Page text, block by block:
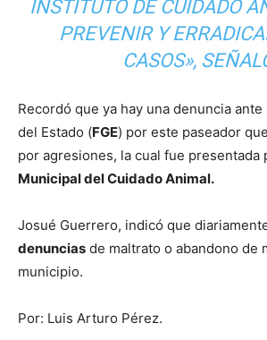
INSTITUTO DE CUIDADO
PREVENIR Y
CASOS»,
Recordó que ya hay una denuncia ante
del Estado (FGE) por este paseador
por agresiones, la cual fue presentada
Municipal del Cuidado Animal.
Josué Guerrero, indicó que
denuncias de maltrato o abandono de
municipio.
Por: Luis Arturo Pérez.